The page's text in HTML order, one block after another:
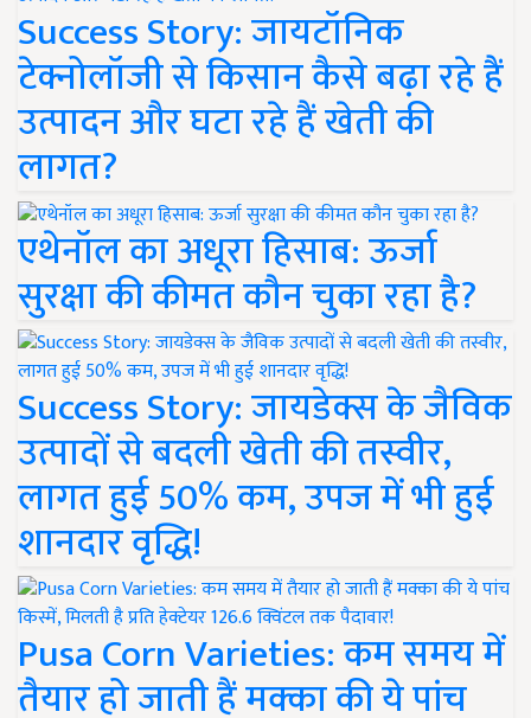
Success Story: जायटॉनिक
टेक्नोलॉजी से किसान कैसे बढ़ा रहे हैं
उत्पादन और घटा रहे हैं खेती की
लागत?
एथेनॉल का अधूरा हिसाब: ऊर्जा
सुरक्षा की कीमत कौन चुका रहा है?
Success Story: जायडेक्स के जैविक
उत्पादों से बदली खेती की तस्वीर,
लागत हुई 50% कम, उपज में भी हुई
शानदार वृद्धि!
Pusa Corn Varieties: कम समय में
तैयार हो जाती हैं मक्का की ये पांच